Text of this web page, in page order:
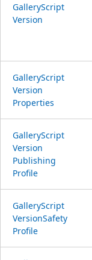
GalleryScript
Version
GalleryScript
Version
Properties
GalleryScript
Version
Publishing
Profile
GalleryScript
VersionSafety
Profile